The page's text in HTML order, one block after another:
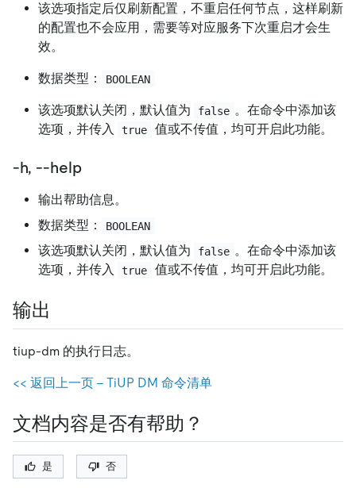
该选项指定后仅刷新配置，不重启任何节点，这样刷新
的配置也不会应用，需要等对应服务下次重启才会生
效。
数据类型： BOOLEAN
该选项默认关闭，默认值为 false 。在命令中添加该
选项，并传入
true 值或不传值，均可开启此功能。
-h, --help
输出帮助信息。
数据类型：
BOOLEAN
该选项默认关闭，默认值为 false 。在命令中添加该
选项，并传入
true 值或不传值，均可开启此功能。
输出
tiup-dm 的执行日志。
<< 返回上一页 - TiUP DM 命令清单
文档内容是否有帮助？
是 否